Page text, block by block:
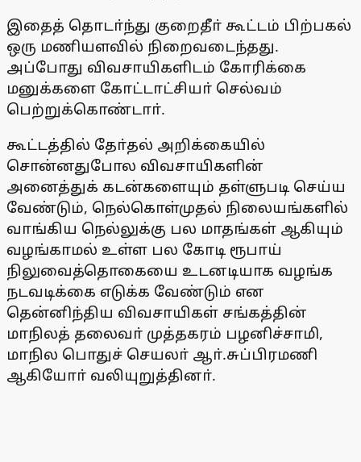
இதைத் தொடா்ந்து குறைதீா் கூட்டம் பிற்பகல்
ஒரு மணியளவில் நிறைவடைந்தது.
அப்போது விவசாயிகளிடம் கோரிக்கை
மனுக்களை கோட்டாட்சியா் செல்வம்
பெற்றுக்கொண்டாா்.
கூட்டத்தில் தோ்தல் அறிக்கையில்
சொன்னதுபோல விவசாயிகளின்
அனைத்துக் கடன்களையும் தள்ளுபடி செய்ய
வேண்டும், நெல்கொள்முதல் நிலையங்களில்
வாங்கிய நெல்லுக்கு பல மாதங்கள் ஆகியும்
வழங்காமல் உள்ள பல கோடி ரூபாய்
நிலுவைத்தொகையை உடனடியாக வழங்க
நடவடிக்கை எடுக்க வேண்டும் என
தென்னிந்திய விவசாயிகள் சங்கத்தின்
மாநிலத் தலைவா் முத்தகரம் பழனிச்சாமி,
மாநில பொதுச் செயலா் ஆா்.சுப்பிரமணி
ஆகியோா் வலியுறுத்தினா்.